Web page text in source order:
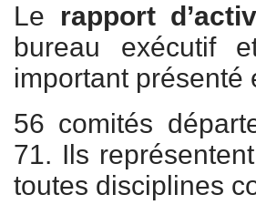
Le rapport
bureau exécutif
important présenté
56 comités
71. Ils
toutes disciplines